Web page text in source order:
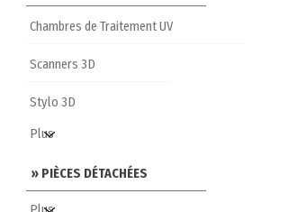
Chambres de Traitement UV
Scanners 3D
Stylo 3D
» PIÈCES DÉTACHÉES